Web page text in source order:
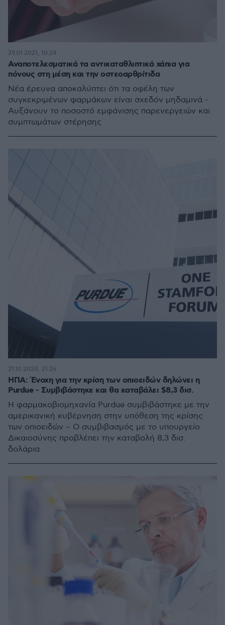
Αναποτελεσματικά τα αντικαταθλιπτικά χάπια για
πόνους στη μέση και την οστεοαρθρίτιδα
Νέα έρευνα αποκαλύπτει ότι τα οφέλη των
συγκεκριμένων φαρμάκων είναι σχεδόν μηδαμινά -
Αυξάνουν το ποσοστό εμφάνισης παρενεργειών και
συμπτωμάτων στέρησης
29.01.2021, 10:24
ΗΠΑ: Ένοχη για την κρίση των οπιοειδών δηλώνει η
Purdue - Συμβιβάστηκε και θα καταβάλει $8,3 δισ.
Η φαρμακοβιομηχανία Purdue συμβιβάστηκε με την
αμερικανική κυβέρνηση στην υπόθεση της κρίσης
των οπιοειδών – Ο συμβιβασμός με το υπουργείο
Δικαιοσύνης προβλέπει την καταβολή 8,3 δισ.
δολάρια
21.10.2020, 21:26